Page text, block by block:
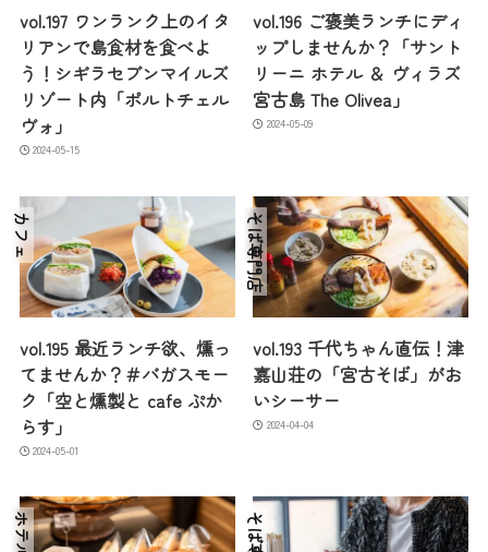
vol.197 ワンランク上のイタ
リアンで島食材を食べよ
う！シギラセブンマイルズ
リゾート内「ポルトチェル
ヴォ」
2024-05-15
vol.196 ご褒美ランチにディ
ップしませんか？「サント
リーニ ホテル ＆ ヴィラズ
宮古島 The Olivea」
2024-05-09
vol.195 最近ランチ欲、燻っ
てませんか？＃バガスモー
ク「空と燻製と cafe ぷか
らす」
2024-05-01
カフェ
vol.193 千代ちゃん直伝！津
嘉山荘の「宮古そば」がお
いシーサー
2024-04-04
そば専門店
ホテル